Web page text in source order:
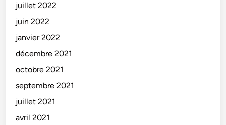
juillet 2022
juin 2022
janvier 2022
décembre 2021
octobre 2021
septembre 2021
juillet 2021
avril 2021